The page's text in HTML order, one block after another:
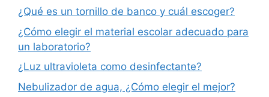
¿Qué es un tornillo de banco y cuál escoger?
¿Cómo elegir el material escolar adecuado para
un laboratorio?
¿Luz ultravioleta como desinfectante?
Nebulizador de agua, ¿Cómo elegir el mejor?